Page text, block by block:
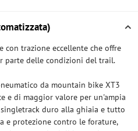
con trazione eccellente che offre
parte delle condizioni del trail.
da mountain bike XT3
e di maggior valore per un'ampia
duro alla ghiaia e tutto
e protezione contro le forature,